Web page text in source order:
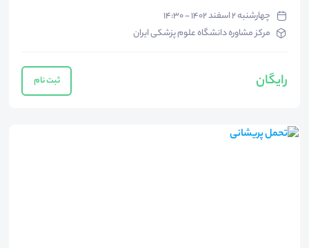
چهارشنبه ۲ اسفند ۱۴۰۲ - ۱۴:۳۰
مرکز مشاوره دانشگاه علوم پزشکی ایران
رایگان ثبت نام